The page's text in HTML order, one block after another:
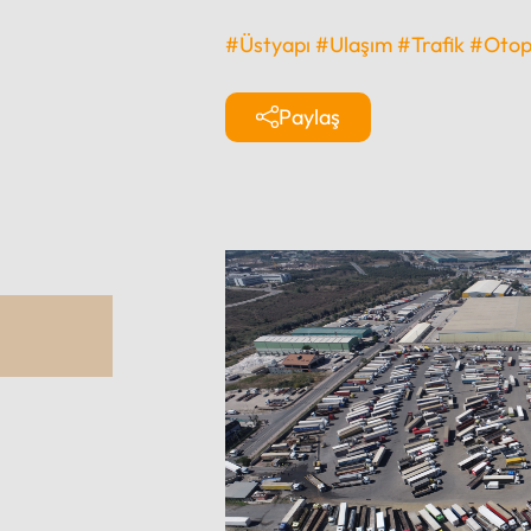
#Üstyapı #Ulaşım#Trafik
Paylaş